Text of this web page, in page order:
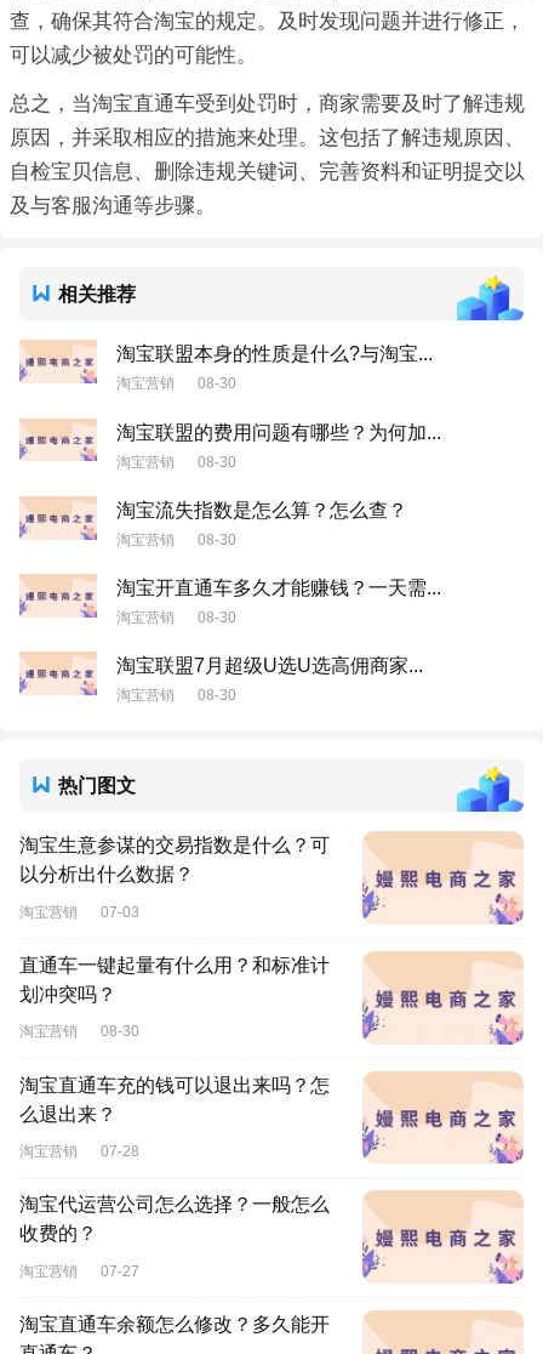
查，确保其符合淘宝的规定。及时发现问题并进行修正，
可以减少被处罚的可能性。
总之，当淘宝直通车受到处罚时，商家需要及时了解违规
原因，并采取相应的措施来处理。这包括了解违规原因、
自检宝贝信息、删除违规关键词、完善资料和证明提交以
及与客服沟通等步骤。
相关推荐
淘宝联盟本身的性质是什么?与淘宝...
淘宝营销 08-30
淘宝联盟的费用问题有哪些？为何加...
淘宝营销 08-30
淘宝流失指数是怎么算？怎么查？
淘宝营销 08-30
淘宝开直通车多久才能赚钱？一天需...
淘宝营销 08-30
淘宝联盟7月超级U选U选高佣商家...
淘宝营销 08-30
热门图文
淘宝生意参谋的交易指数是什么？可
以分析出什么数据？
淘宝营销 07-03
直通车一键起量有什么用？和标准计
划冲突吗？
淘宝营销 08-30
淘宝直通车充的钱可以退出来吗？怎
么退出来？
淘宝营销 07-28
淘宝代运营公司怎么选择？一般怎么
收费的？
淘宝营销 07-27
淘宝直通车余额怎么修改？多久能开